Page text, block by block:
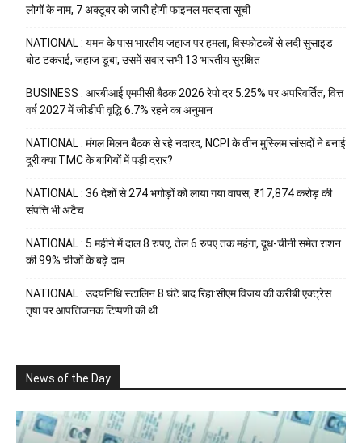
लोगों के नाम, 7 अक्‍टूबर को जारी होगी फाइनल मतदाता सूच‍ी
NATIONAL : यमन के पास भारतीय जहाज पर हमला, विस्फोटकों से लदी सुसाइड
बोट टकराई, जहाज डूबा, उसमें सवार सभी 13 भारतीय सुरक्षित
BUSINESS : आरबीआई एमपीसी बैठक 2026 रेपो दर 5.25% पर अपरिवर्तित, वित्त
वर्ष 2027 में जीडीपी वृद्धि 6.7% रहने का अनुमान
NATIONAL : मंगल मिलन बैठक से रहे नदारद, NCPI के तीन मुस्लिम सांसदों ने बनाई
दूरी:क्या TMC के बागियों में पड़ी दरार?
NATIONAL : 36 देशों से 274 भगोड़ों को लाया गया वापस, ₹17,874 करोड़ की
संपत्ति भी अटैच
NATIONAL : 5 महीने में दाल 8 रुपए, तेल 6 रुपए तक महंगा, दूध-चीनी समेत राशन
की 99% चीजों के बढ़े दाम
NATIONAL : उदयनिधि स्टालिन 8 घंटे बाद रिहा:सीएम विजय की करीबी एक्ट्रेस
तृषा पर आपत्तिजनक टिप्पणी की थी
News of the Day